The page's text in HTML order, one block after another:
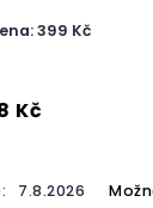
399 Kč
Kč
7.8.2026